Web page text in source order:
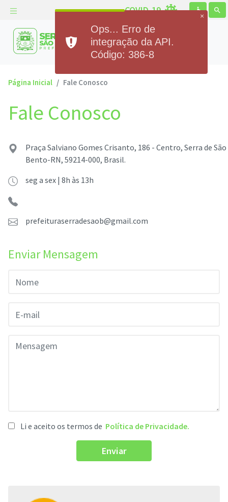
COVID-19 accessible search
Prefeitura Municipal de
Serra de São Bento
Página Inicial Fale Conosco
Fale Conosco
Praça Salviano Gomes Crisanto, 186 - Centro, Serra de São
Bento-RN, 59214-000, Brasil.
seg a sex | 8h às 13h
prefeituraserradesaob@gmail.com
Enviar Mensagem
Li e aceito os termos de Política de Privacidade.
Enviar
×
Ops... Erro de
integração da API.
Código: 386-8